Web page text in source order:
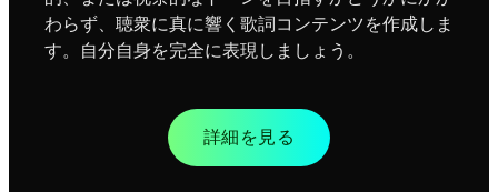
わらず、聴衆に真に響く歌詞コンテンツを作成しま
す。自分自身を完全に表現しましょう。
詳細を見る